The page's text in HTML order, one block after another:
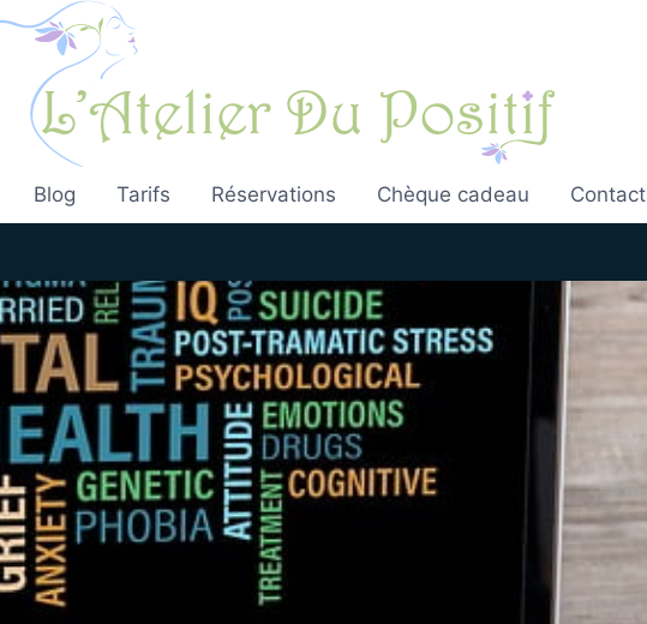
Blog Tarifs Réservations Chèque cadeau Contact